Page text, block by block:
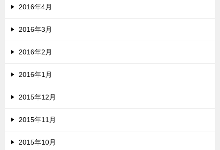
2016年4月
2016年3月
2016年2月
2016年1月
2015年12月
2015年11月
2015年10月